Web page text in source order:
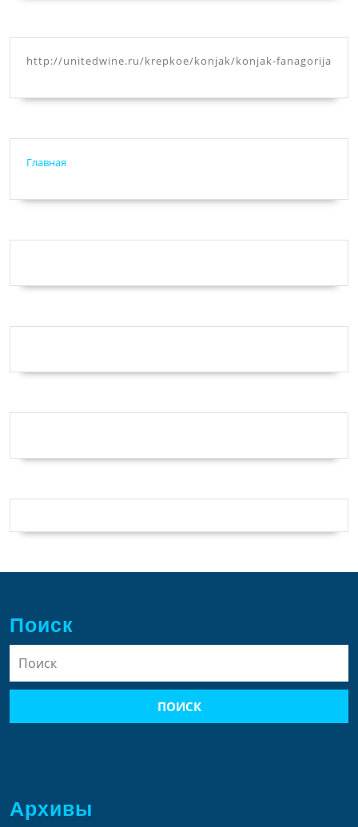
http://unitedwine.ru/krepkoe/konjak/konjak-fanagorija
Главная
Поиск
Архивы